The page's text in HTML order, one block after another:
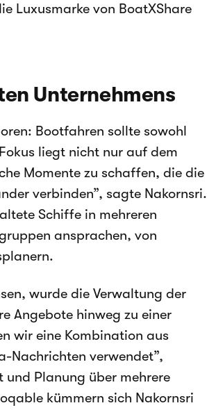
Luxusmarke von BoatXShare
Unternehmens
Bootfahren sollte sowohl
liegt nicht nur auf dem
Momente zu schaffen, die die
verbinden”, sagte Nakornsri.
Schiffe in mehreren
ansprachen, von
wurde die Verwaltung der
Angebote hinweg zu einer
wir eine Kombination aus
Nachrichten verwendet”,
und Planung über mehrere
kümmern sich Nakornsri